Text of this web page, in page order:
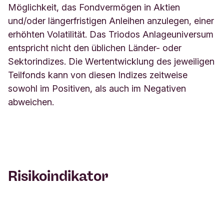
Möglichkeit, das Fondvermögen in Aktien
und/oder längerfristigen Anleihen anzulegen, einer
erhöhten Volatilität. Das Triodos Anlageuniversum
entspricht nicht den üblichen Länder- oder
Sektorindizes. Die Wertentwicklung des jeweiligen
Teilfonds kann von diesen Indizes zeitweise
sowohl im Positiven, als auch im Negativen
abweichen.
Risikoindikator